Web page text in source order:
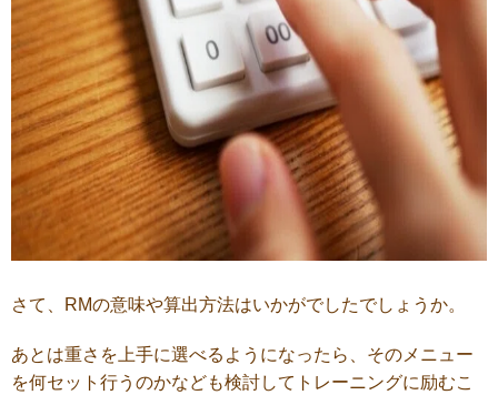
さて、RMの意味や算出方法はいかがでしたでしょうか。
あとは重さを上手に選べるようになったら、そのメニュー
を何セット行うのかなども検討してトレーニングに励むこ